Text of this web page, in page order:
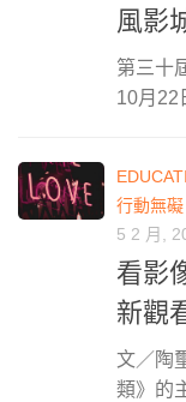
風影
第三十
10月22
行動無礙
5 2 月,
看影
新觀
文／陶
類》的